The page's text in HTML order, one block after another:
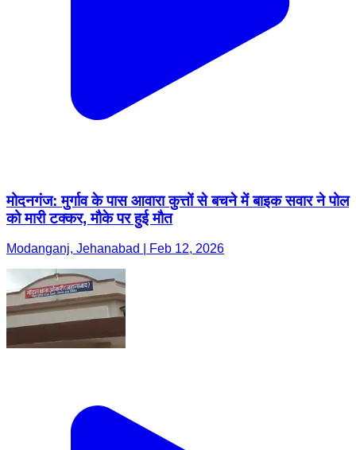
मोदनगंज: मुर्गाव के पास आवारा कुत्तों से बचने में बाइक सवार ने पोल
को मारी टक्कर, मौके पर हुई मौत
Modanganj, Jehanabad | Feb 12, 2026